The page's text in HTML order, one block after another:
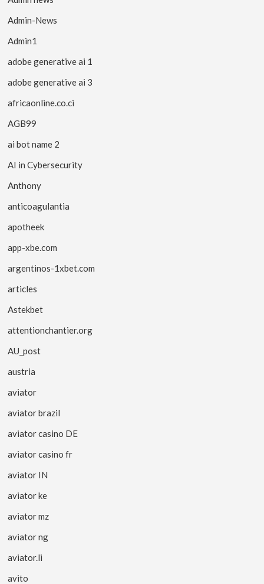
Admin-News
Admin1
adobe generative ai 1
adobe generative ai 3
africaonline.co.ci
AGB99
ai bot name 2
AI in Cybersecurity
Anthony
anticoagulantia
apotheek
app-xbe.com
argentinos-1xbet.com
articles
Astekbet
attentionchantier.org
AU_post
austria
aviator
aviator brazil
aviator casino DE
aviator casino fr
aviator IN
aviator ke
aviator mz
aviator ng
aviator.li
avito